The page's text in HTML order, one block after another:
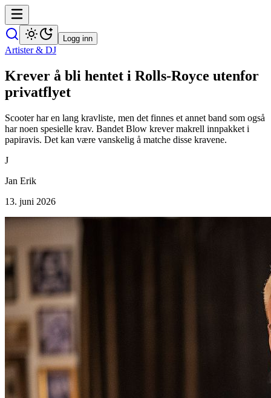
Logg inn
Artister & DJ
Krever å bli hentet i Rolls-Royce utenfor
privatflyet
Scooter har en lang kravliste, men det finnes et annet band som også
har noen spesielle krav. Bandet Blow krever makrell innpakket i
papiravis. Det kan være vanskelig å matche disse kravene.
J
Jan Erik
13. juni 2026